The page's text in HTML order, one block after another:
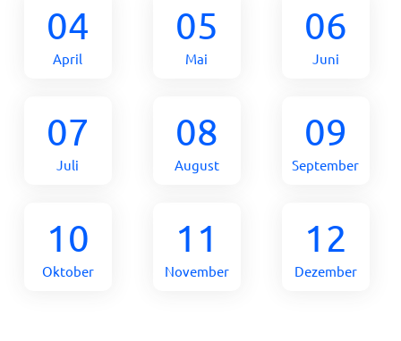
04
April
05
Mai
06
Juni
07
Juli
08
August
09
September
10
Oktober
11
November
12
Dezember